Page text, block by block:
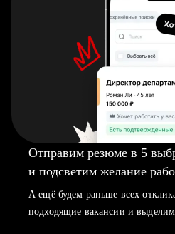
Отправим резюме в 5
и подсветим желание
А ещё будем раньше всех
подходящие вакансии и